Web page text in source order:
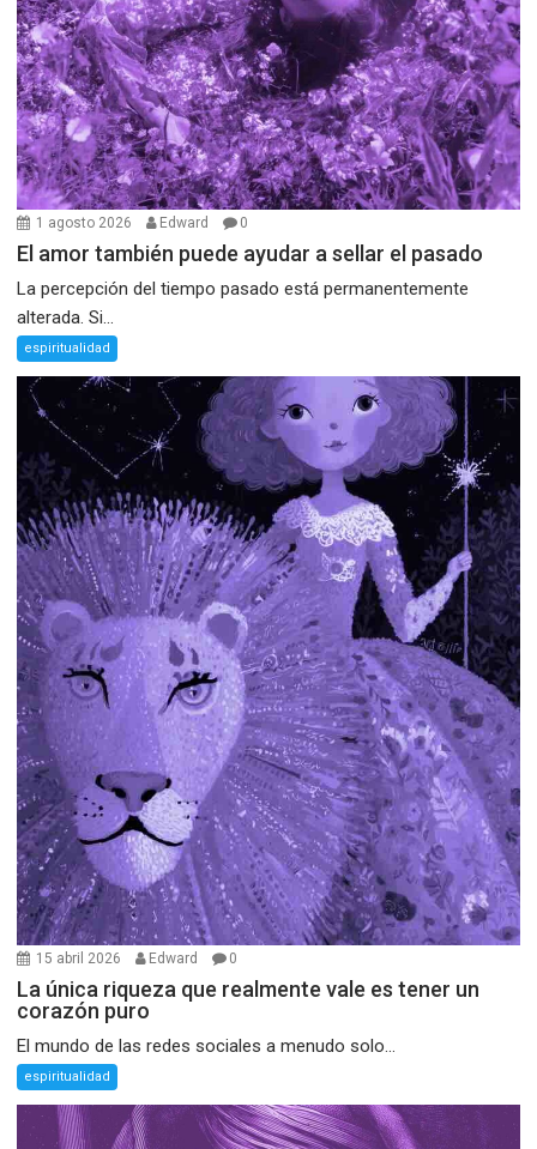
1 agosto 2026 Edward 0
El amor también puede ayudar a sellar el pasado
La percepción del tiempo pasado está permanentemente
alterada. Si...
espiritualidad
15 abril 2026 Edward 0
La única riqueza que realmente vale es tener un
corazón puro
El mundo de las redes sociales a menudo solo...
espiritualidad